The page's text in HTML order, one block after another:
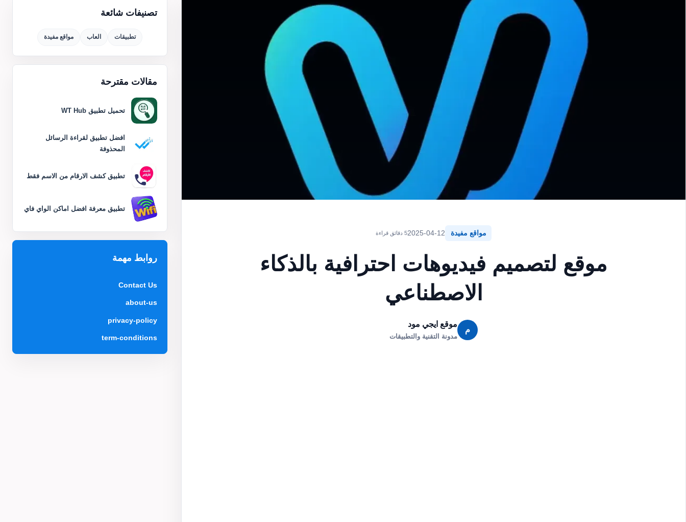
تصنيفات شائعة
تطبيقات العاب مواقع مفيدة
مقالات مقترحة
تحميل تطبيق WT Hub
افضل تطبيق لقراءة الرسائل
المحذوفة
تطبيق كشف الارقام من الاسم فقط
تطبيق معرفة افضل اماكن الواي فاي
روابط مهمة
Contact Us
about-us
privacy-policy
term-conditions
مواقع مفيدة 2025-04-125 دقائق قراءة
موقع لتصميم فيديوهات احترافية بالذكاء
الاصطناعي
م
موقع ايجي مود
مدونة التقنية والتطبيقات